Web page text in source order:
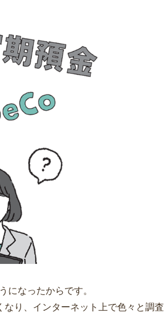
になったからです。
り、インターネット上で色々と調査